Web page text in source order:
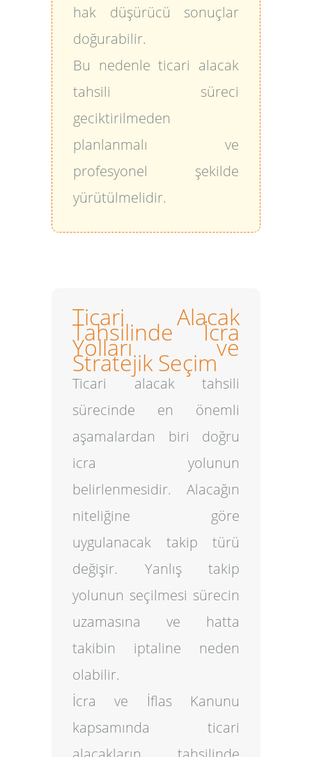
hak düşürücü sonuçlar
doğurabilir.
Bu nedenle ticari alacak
tahsili süreci
geciktirilmeden
planlanmalı ve
profesyonel şekilde
yürütülmelidir.
Ticari Alacak
Tahsilinde İcra
Yolları ve
Stratejik Seçim
Ticari alacak tahsili
sürecinde en önemli
aşamalardan biri doğru
icra yolunun
belirlenmesidir. Alacağın
niteliğine göre
uygulanacak takip türü
değişir. Yanlış takip
yolunun seçilmesi sürecin
uzamasına ve hatta
takibin iptaline neden
olabilir.
İcra ve İflas Kanunu
kapsamında ticari